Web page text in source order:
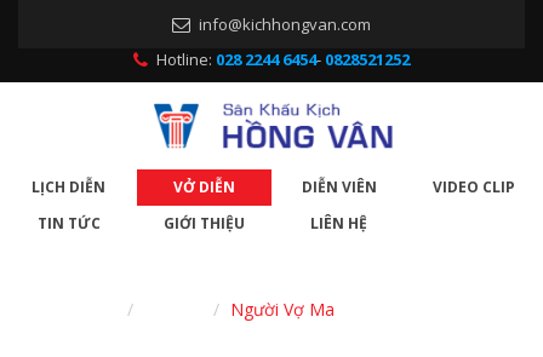
info@kichhongvan.com
Hotline: 028 2244 6454- 0828521252
LỊCH DIỄN VỞ DIỄN DIỄN VIÊN
VIDEO CLIP
TIN TỨC
GIỚI THIỆU LIÊN HỆ
Người Vợ Ma